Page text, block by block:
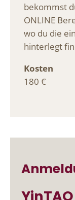
bekommst
ONLINE
wo du die
hinterlegt
Kosten
180 €